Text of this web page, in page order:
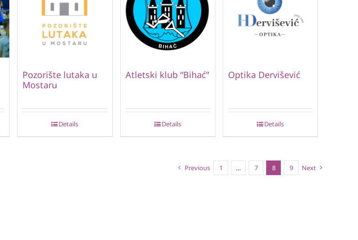
Pozorište lutaka u
Mostaru
Details
Atletski klub “Bihać”
Details
Optika Dervišević
Details
Previous 1 … 7 8 9 Next